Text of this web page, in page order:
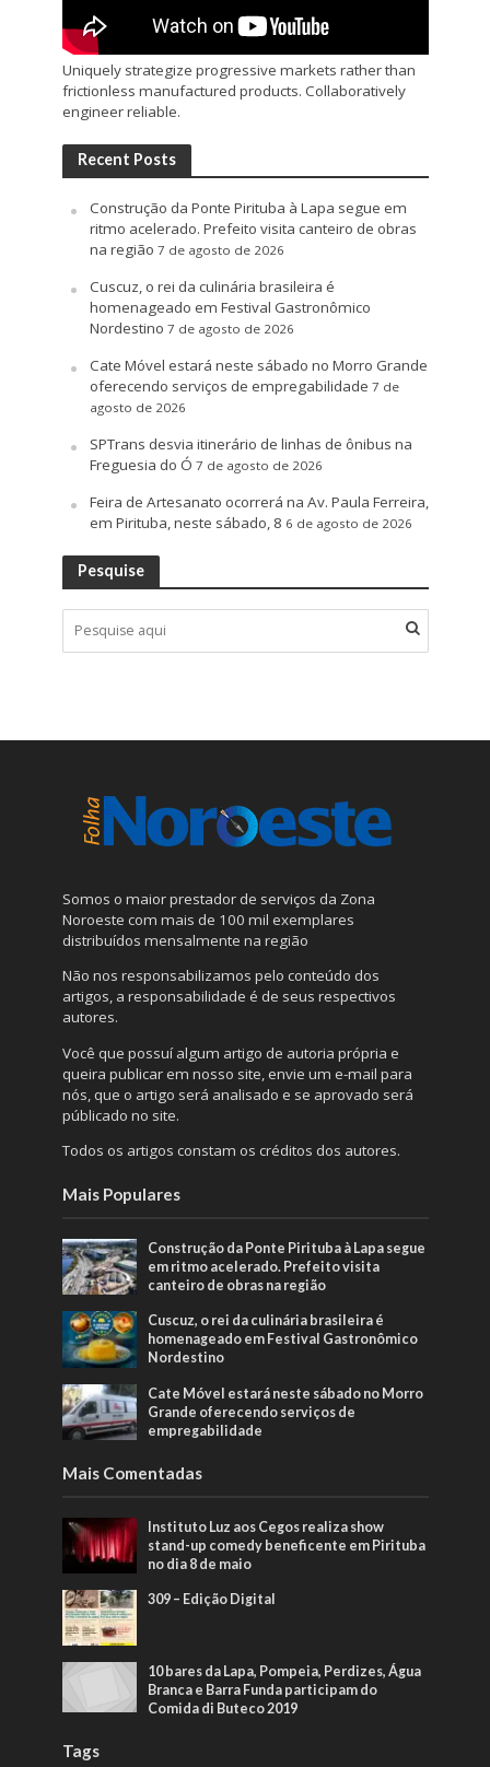
Uniquely strategize progressive markets rather than
frictionless manufactured products. Collaboratively
engineer reliable.
Recent Posts
Construção da Ponte Pirituba à Lapa segue em
ritmo acelerado. Prefeito visita canteiro de obras
na região 7 de agosto de 2026
Cuscuz, o rei da culinária brasileira é
homenageado em Festival Gastronômico
Nordestino 7 de agosto de 2026
Cate Móvel estará neste sábado no Morro Grande
oferecendo serviços de empregabilidade 7 de
agosto de 2026
SPTrans desvia itinerário de linhas de ônibus na
Freguesia do Ó 7 de agosto de 2026
Feira de Artesanato ocorrerá na Av. Paula Ferreira,
em Pirituba, neste sábado, 8 6 de agosto de 2026
Pesquise
Somos o maior prestador de serviços da Zona
Noroeste com mais de 100 mil exemplares
distribuídos mensalmente na região
Não nos responsabilizamos pelo conteúdo dos
artigos, a responsabilidade é de seus respectivos
autores.
Você que possuí algum artigo de autoria própria e
queira publicar em nosso site, envie um e-mail para
nós, que o artigo será analisado e se aprovado será
públicado no site.
Todos os artigos constam os créditos dos autores.
Mais Populares
Construção da Ponte Pirituba à Lapa segue
em ritmo acelerado. Prefeito visita
canteiro de obras na região
Cuscuz, o rei da culinária brasileira é
homenageado em Festival Gastronômico
Nordestino
Cate Móvel estará neste sábado no Morro
Grande oferecendo serviços de
empregabilidade
Mais Comentadas
Instituto Luz aos Cegos realiza show
stand-up comedy beneficente em Pirituba
no dia 8 de maio
309 – Edição Digital
10 bares da Lapa, Pompeia, Perdizes, Água
Branca e Barra Funda participam do
Comida di Buteco 2019
Tags